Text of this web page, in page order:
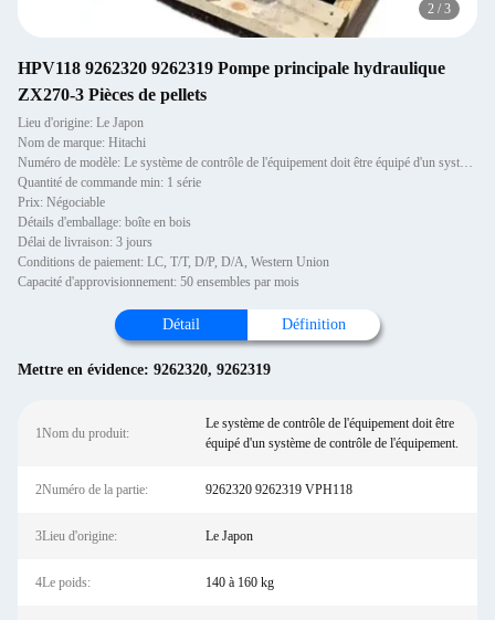
2 / 3
HPV118 9262320 9262319 Pompe principale hydraulique
ZX270-3 Pièces de pellets
Lieu d'origine: Le Japon
Nom de marque: Hitachi
Numéro de modèle: Le système de contrôle de l'équipement doit être équipé d'un système de contrôle de l'équipement.
Quantité de commande min: 1 série
Prix: Négociable
Détails d'emballage: boîte en bois
Délai de livraison: 3 jours
Conditions de paiement: LC, T/T, D/P, D/A, Western Union
Capacité d'approvisionnement: 50 ensembles par mois
Détail Définition
Mettre en évidence: 9262320, 9262319
1Nom du produit:
Le système de contrôle de l'équipement doit être
équipé d'un système de contrôle de l'équipement.
2Numéro de la partie: 9262320 9262319 VPH118
3Lieu d'origine: Le Japon
4Le poids: 140 à 160 kg